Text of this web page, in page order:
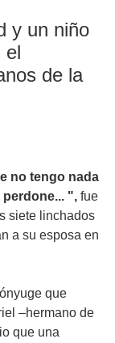
y un niño
el
de la
no tengo nada
", fue
siete linchados
a su esposa en
que
–hermano de
que una